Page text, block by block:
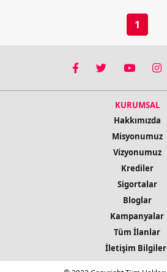
1
KURUMSAL
Hakkımızda
Misyonumuz
Vizyonumuz
Krediler
Sigortalar
Bloglar
Kampanyalar
Tüm İlanlar
İletişim